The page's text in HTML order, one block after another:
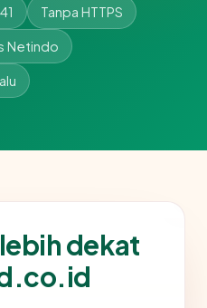
Tanpa HTTPS
Netindo
dekat